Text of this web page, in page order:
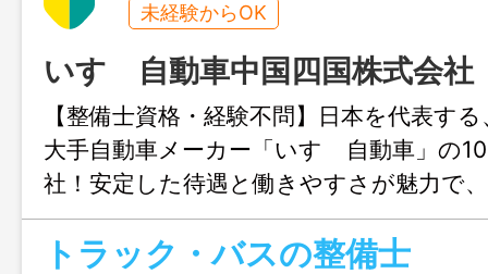
未経験からOK
いすゞ自動車中国四国株式会社
【整備士資格・経験不問】日本を代表す
大手自動車メーカー「いすゞ自動車」の
社！安定した待遇と働きやすさが魅力で
のほか、分解から対応する本格的な整備
学べます◎
トラック・バスの整備士